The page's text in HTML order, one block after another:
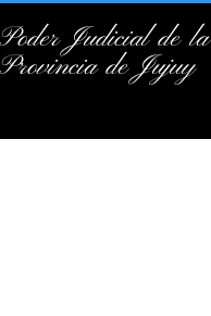
Poder Judicial de la
Provincia de Jujuy